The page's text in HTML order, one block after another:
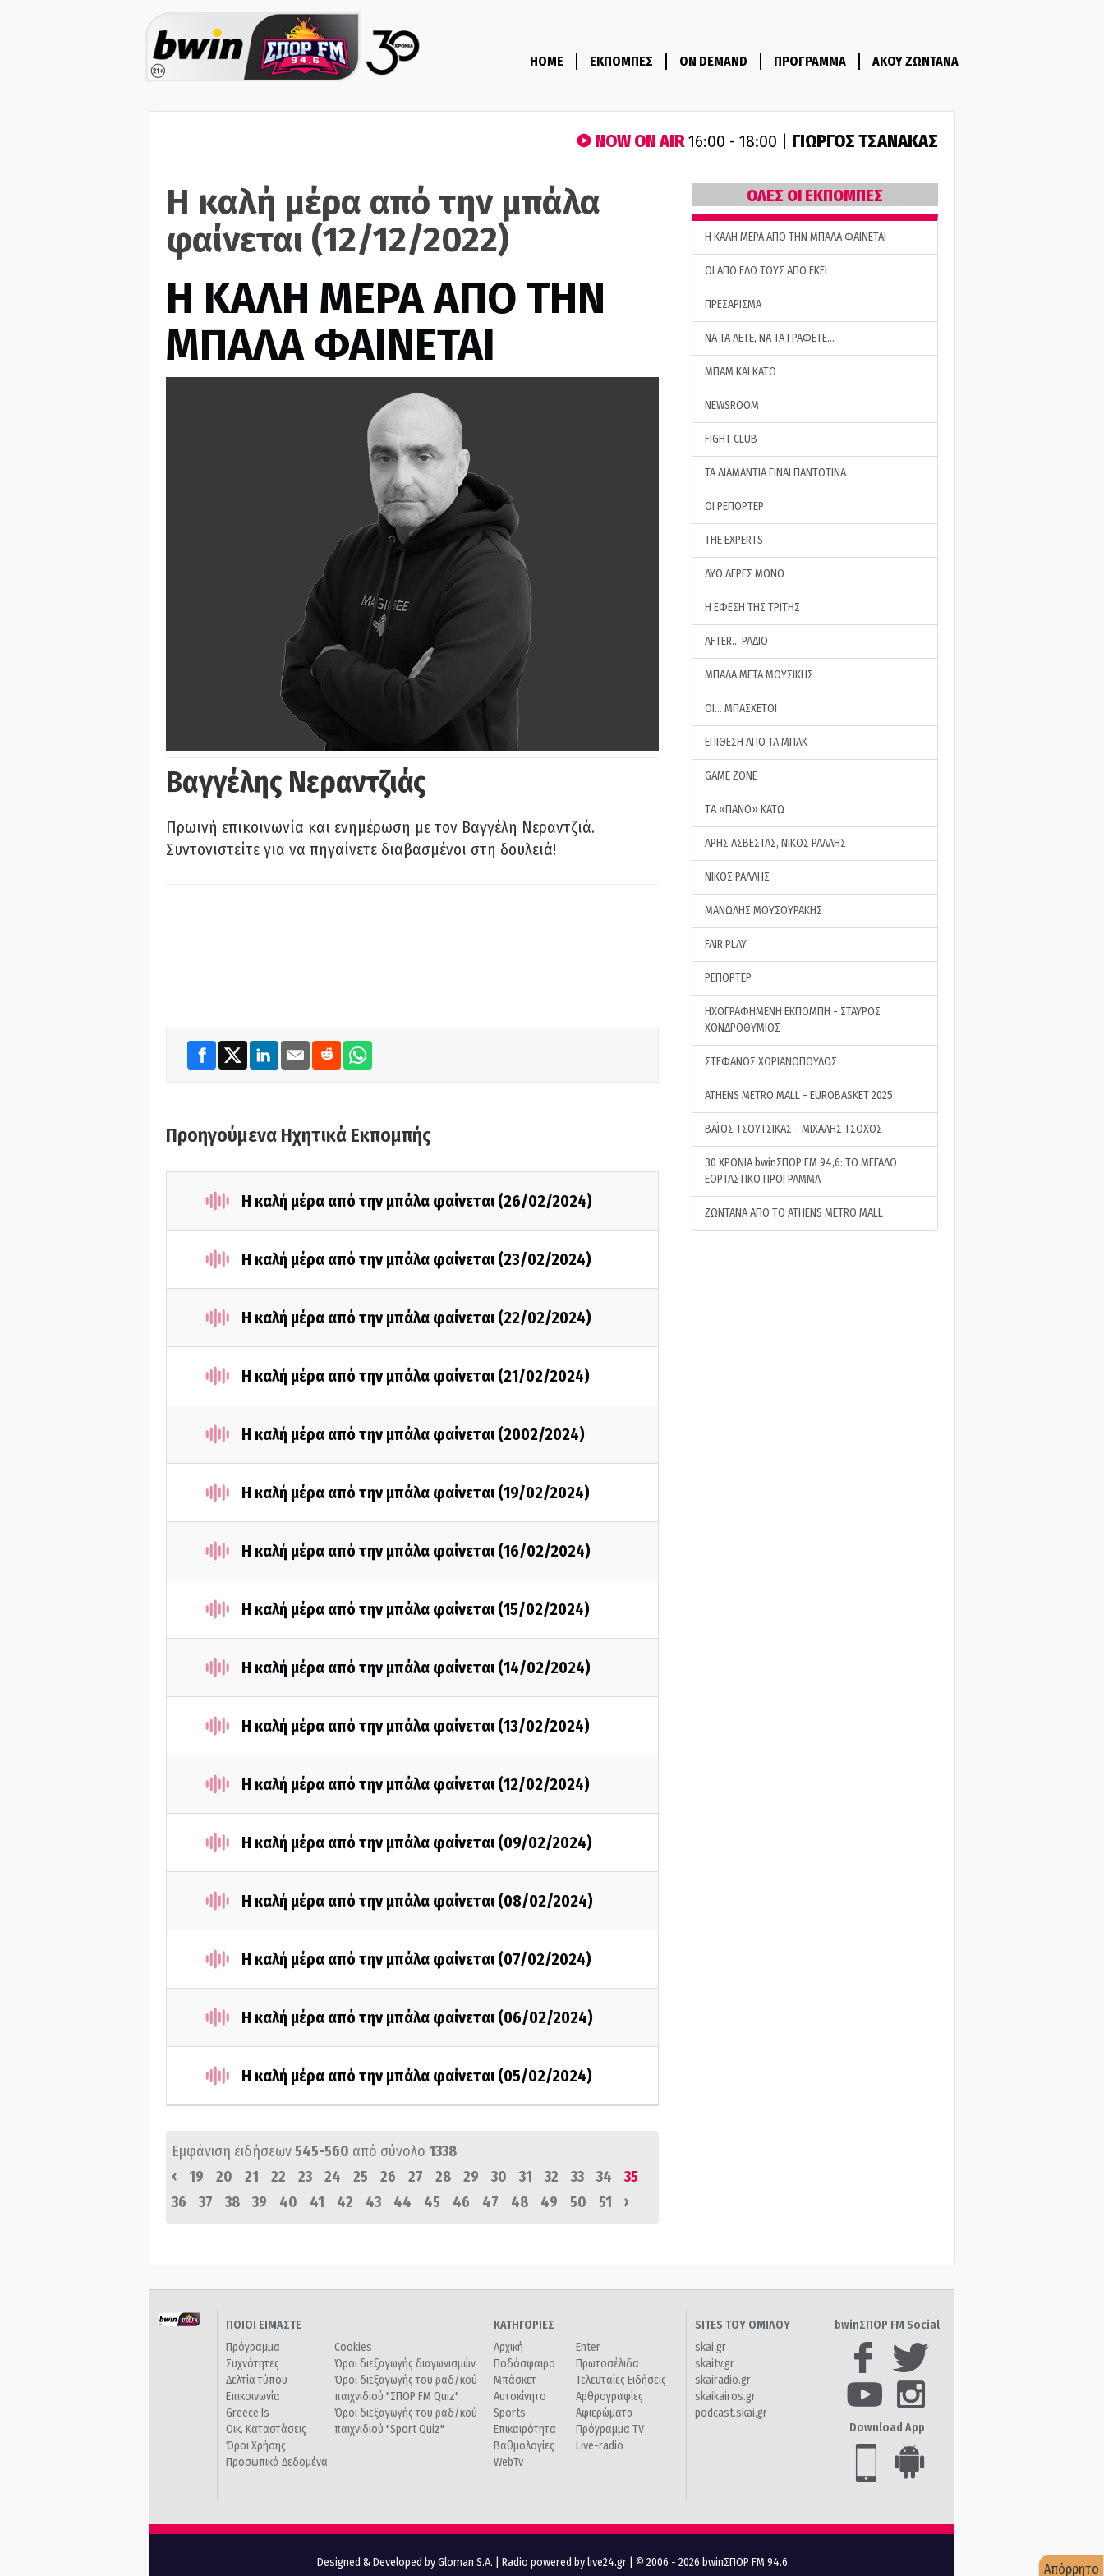
HOME ΕΚΠΟΜΠΕΣ ON DEMAND ΠΡΟΓΡΑΜΜΑ ΑΚΟΥ ΖΩΝΤΑΝΑ
NOW ON AIR16:00 - 18:00 | ΓΙΩΡΓΟΣ ΤΣΑΝΑΚΑΣ
Η καλή μέρα από την μπάλα
φαίνεται (12/12/2022)
H ΚΑΛΗ ΜΕΡΑ ΑΠΟ ΤΗΝ
ΜΠΑΛΑ ΦΑΙΝΕΤΑΙ
Βαγγέλης Νεραντζιάς
Πρωινή επικοινωνία και ενημέρωση με τον Βαγγέλη Νεραντζιά.
Συντονιστείτε για να πηγαίνετε διαβασμένοι στη δουλειά!
Προηγούμενα Ηχητικά Εκπομπής
Η καλή μέρα από την μπάλα φαίνεται (26/02/2024)
Η καλή μέρα από την μπάλα φαίνεται (23/02/2024)
Η καλή μέρα από την μπάλα φαίνεται (22/02/2024)
Η καλή μέρα από την μπάλα φαίνεται (21/02/2024)
Η καλή μέρα από την μπάλα φαίνεται (2002/2024)
Η καλή μέρα από την μπάλα φαίνεται (19/02/2024)
Η καλή μέρα από την μπάλα φαίνεται (16/02/2024)
Η καλή μέρα από την μπάλα φαίνεται (15/02/2024)
Η καλή μέρα από την μπάλα φαίνεται (14/02/2024)
Η καλή μέρα από την μπάλα φαίνεται (13/02/2024)
Η καλή μέρα από την μπάλα φαίνεται (12/02/2024)
Η καλή μέρα από την μπάλα φαίνεται (09/02/2024)
Η καλή μέρα από την μπάλα φαίνεται (08/02/2024)
Η καλή μέρα από την μπάλα φαίνεται (07/02/2024)
Η καλή μέρα από την μπάλα φαίνεται (06/02/2024)
Η καλή μέρα από την μπάλα φαίνεται (05/02/2024)
Εμφάνιση ειδήσεων545-560 από σύνολο 1338
‹
19 20 21 22 23 24 25 26 27 28 29 30 31 32 33 34
35
36
37 38 39 40 41 42 43 44 45 46 47 48 49 50 51 ›
ΟΛΕΣ ΟΙ ΕΚΠΟΜΠΕΣ
H ΚΑΛΗ ΜΕΡΑ ΑΠΟ ΤΗΝ ΜΠΑΛΑ ΦΑΙΝΕΤΑΙ
ΟΙ ΑΠΟ ΕΔΩ ΤΟΥΣ ΑΠΟ ΕΚΕΙ
ΠΡΕΣΑΡΙΣΜΑ
ΝΑ ΤΑ ΛΕΤΕ, ΝΑ ΤΑ ΓΡΑΦΕΤΕ…
ΜΠΑΜ ΚΑΙ ΚΑΤΩ
NEWSROOM
FIGHT CLUB
ΤΑ ΔΙΑΜΑΝΤΙΑ ΕΙΝΑΙ ΠΑΝΤΟΤΙΝΑ
ΟΙ ΡΕΠΟΡΤΕΡ
THE EXPERTS
ΔΥΟ ΛΕΡΕΣ ΜΟΝΟ
Η ΕΦΕΣΗ ΤΗΣ ΤΡΙΤΗΣ
AFTER… ΡΑΔΙΟ
ΜΠΑΛΑ ΜΕΤΑ ΜΟΥΣΙΚΗΣ
ΟΙ… ΜΠΑΣΧΕΤΟΙ
ΕΠΙΘΕΣΗ ΑΠΟ ΤΑ ΜΠΑΚ
GAME ZONE
ΤA «ΠΑΝΟ» ΚΑΤΩ
ΑΡΗΣ ΑΣΒΕΣΤΑΣ, ΝΙΚΟΣ ΡΑΛΛΗΣ
ΝΙΚΟΣ ΡΑΛΛΗΣ
ΜΑΝΩΛΗΣ ΜΟΥΣΟΥΡΑΚΗΣ
FAIR PLAY
ΡΕΠΟΡΤΕΡ
ΗΧΟΓΡΑΦΗΜΕΝΗ ΕΚΠΟΜΠΗ - ΣΤΑΥΡΟΣ
ΧΟΝΔΡΟΘΥΜΙΟΣ
ΣΤΕΦΑΝΟΣ ΧΩΡΙΑΝΟΠΟΥΛΟΣ
ATHENS METRO MALL - EUROBASKET 2025
ΒΑΪΟΣ ΤΣΟΥΤΣΙΚΑΣ - ΜΙΧΑΛΗΣ ΤΣΟΧΟΣ
30 ΧΡΟΝΙΑ bwinΣΠΟΡ FM 94,6: ΤΟ ΜΕΓΑΛΟ
ΕΟΡΤΑΣΤΙΚΟ ΠΡΟΓΡΑΜΜΑ
ΖΩΝΤΑΝΑ ΑΠΟ ΤΟ ATHENS METRO MALL
ΠΟΙΟΙ ΕΙΜΑΣΤΕ
Πρόγραμμα
Συχνότητες
Δελτία τύπου
Επικοινωνία
Greece Is
Οικ. Καταστάσεις
Όροι Χρήσης
Προσωπικά Δεδομένα
Cookies
Όροι διεξαγωγής διαγωνισμών
Όροι διεξαγωγής του ραδ/κού
παιχνιδιού "ΣΠΟΡ FM Quiz"
Όροι διεξαγωγής του ραδ/κού
παιχνιδιού "Sport Quiz"
ΚΑΤΗΓΟΡΙΕΣ
Αρχική
Ποδόσφαιρο
Μπάσκετ
Αυτοκίνητο
Sports
Επικαιρότητα
Βαθμολογίες
WebTv
Enter
Πρωτοσέλιδα
Τελευταίες Ειδήσεις
Αρθρογραφίες
Αφιερώματα
Πρόγραμμα TV
Live-radio
SITES ΤΟΥ ΟΜΙΛΟΥ
skai.gr
skaitv.gr
skairadio.gr
skaikairos.gr
podcast.skai.gr
bwinΣΠΟΡ FM Social
Download App
Designed & Developed by Gloman S.A. Radio powered by live24.gr | © 2006 - 2026 bwinΣΠΟΡ FM 94.6 Απόρρητο